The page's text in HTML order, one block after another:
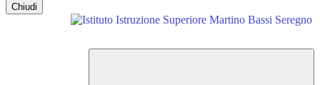
Chiudi